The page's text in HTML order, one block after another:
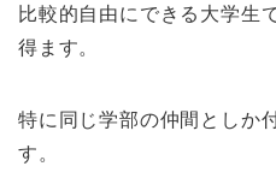
比較的自由にできる大学生
得ます。
特に同じ学部の仲間としか
す。